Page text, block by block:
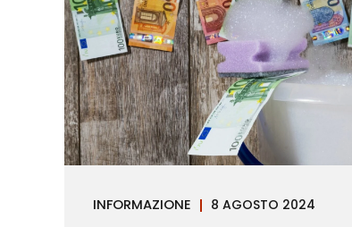
riportati nel retro dei titoli. E questo a
causa di una modifica dei rendimenti
risalente al 1986, precedente alla loro
sottoscrizione, e di un timbro che Poste
aveva messo sopra la tabella, la quale
riportava un generico...
INFORMAZIONE 8 AGOSTO 2024